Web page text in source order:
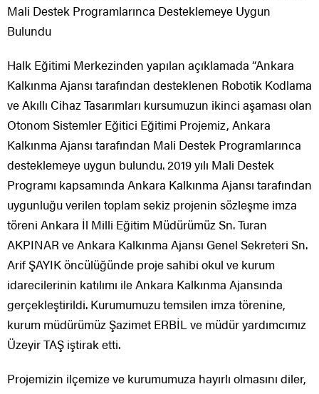
Mali Destek Programlarınca Desteklemeye Uygun
Bulundu
Halk Eğitimi Merkezinden yapılan açıklamada “Ankara
Kalkınma Ajansı tarafından desteklenen Robotik Kodlama
ve Akıllı Cihaz Tasarımları kursumuzun ikinci aşaması olan
Otonom Sistemler Eğitici Eğitimi Projemiz, Ankara
Kalkınma Ajansı tarafından Mali Destek Programlarınca
desteklemeye uygun bulundu. 2019 yılı Mali Destek
Programı kapsamında Ankara Kalkınma Ajansı tarafından
uygunluğu verilen toplam sekiz projenin sözleşme imza
töreni Ankara İl Milli Eğitim Müdürümüz Sn. Turan
AKPINAR ve Ankara Kalkınma Ajansı Genel Sekreteri Sn.
Arif ŞAYIK öncülüğünde proje sahibi okul ve kurum
idarecilerinin katılımı ile Ankara Kalkınma Ajansında
gerçekleştirildi. Kurumumuzu temsilen imza törenine,
kurum müdürümüz Şazimet ERBİL ve müdür yardımcımız
Üzeyir TAŞ iştirak etti.
Projemizin ilçemize ve kurumumuza hayırlı olmasını diler,